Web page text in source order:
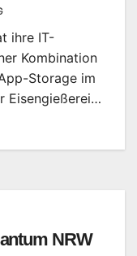
ihre IT-
Kombination
Storage im
Eisengießerei…
NRW